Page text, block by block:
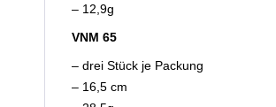
– 12,9g
VNM 65
– drei Stück je Packung
– 16,5 cm